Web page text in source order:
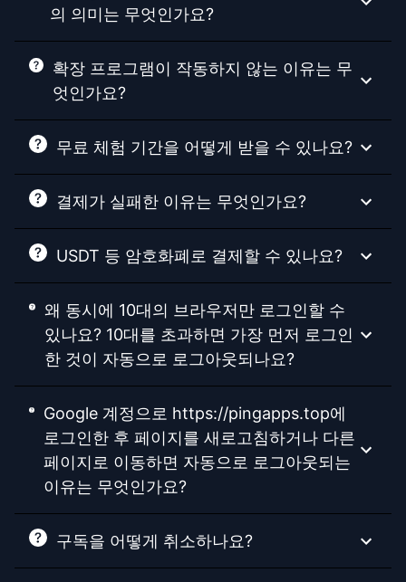
의 의미는 무엇인가요?
확장 프로그램이 작동하지 않는 이유는 무
엇인가요?
무료 체험 기간을 어떻게 받을 수 있나요?
결제가 실패한 이유는 무엇인가요?
USDT 등 암호화폐로 결제할 수 있나요?
왜 동시에 10대의 브라우저만 로그인할 수
있나요? 10대를 초과하면 가장 먼저 로그인
한 것이 자동으로 로그아웃되나요?
Google 계정으로 https://pingapps.top에
로그인한 후 페이지를 새로고침하거나 다른
페이지로 이동하면 자동으로 로그아웃되는
이유는 무엇인가요?
구독을 어떻게 취소하나요?